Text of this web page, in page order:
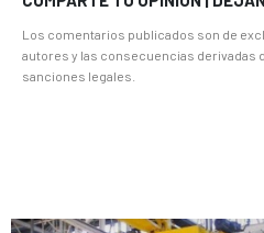
Los comentarios publicados son de
autores y las consecuencias derivadas
sanciones legales.